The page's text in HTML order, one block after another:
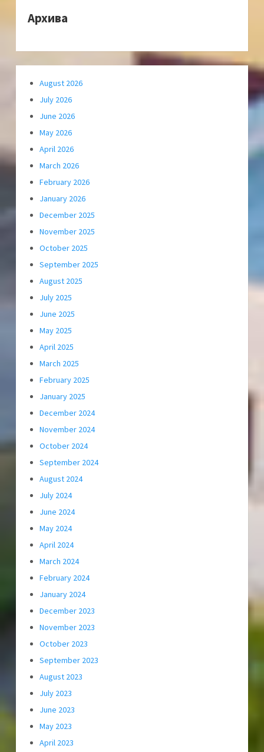
Архива
August 2026
July 2026
June 2026
May 2026
April 2026
March 2026
February 2026
January 2026
December 2025
November 2025
October 2025
September 2025
August 2025
July 2025
June 2025
May 2025
April 2025
March 2025
February 2025
January 2025
December 2024
November 2024
October 2024
September 2024
August 2024
July 2024
June 2024
May 2024
April 2024
March 2024
February 2024
January 2024
December 2023
November 2023
October 2023
September 2023
August 2023
July 2023
June 2023
May 2023
April 2023